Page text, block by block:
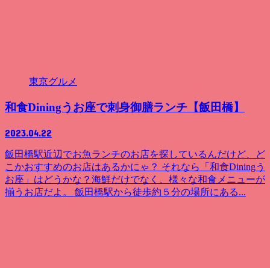
東京グルメ
和食Diningうお座で刺身御膳ランチ【飯田橋】
2023.04.22
飯田橋駅近辺でお魚ランチのお店を探しているんだけど、ど
こかおすすめのお店はあるかにゃ？ それなら「和食Diningう
お座」はどうかな？海鮮だけでなく、様々な和食メニューが
揃うお店だよ。 飯田橋駅から徒歩約５分の場所にある...